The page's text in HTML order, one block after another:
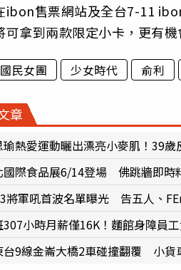
ibon售票網站及全台7-11
可拿到兩款限定小卡，更有
民女團 少女時代 俞利
章
熱愛運動曬出漂亮小麥肌！39歲
國際食品展6/14登場 佛跳牆即時
將軍吼首波名單曝光 告五人、
307小時月薪僅16K！麵館身障員
台9線金崙大橋2車碰撞翻覆 小貨